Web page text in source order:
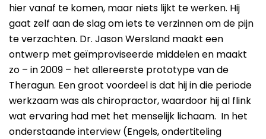
hier vanaf te komen, maar niets lijkt te werken. Hij
gaat zelf aan de slag om iets te verzinnen om de pijn
te verzachten. Dr. Jason Wersland maakt een
ontwerp met geïmproviseerde middelen en maakt
zo – in 2009 – het allereerste prototype van de
Theragun. Een groot voordeel is dat hij in die periode
werkzaam was als chiropractor, waardoor hij al flink
wat ervaring had met het menselijk lichaam. In het
onderstaande interview (Engels, ondertiteling